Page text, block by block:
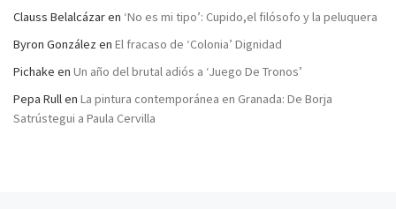
Clauss Belalcázaren ‘No es mi tipo’: Cupido,el filósofo y la peluquera
Byron González en El fracaso de ‘Colonia’ Dignidad
Pichake en Un año del brutal adiós a ‘Juego De Tronos’
Pepa Rullen La pintura contemporánea en Granada: De Borja
Satrústegui a Paula Cervilla